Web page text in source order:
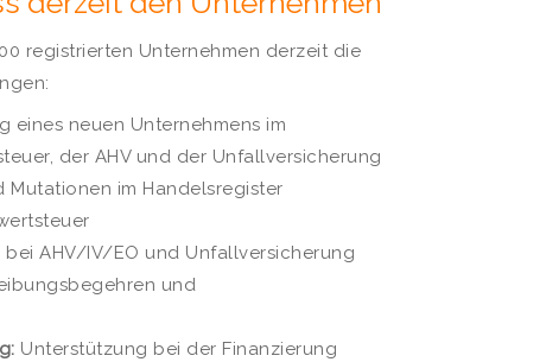
registrierten Unternehmen derzeit die
eines neuen Unternehmens im
der AHV und der Unfallversicherung
Mutationen im Handelsregister
AHV/IV/EO und Unfallversicherung
und
Unterstützung bei der Finanzierung